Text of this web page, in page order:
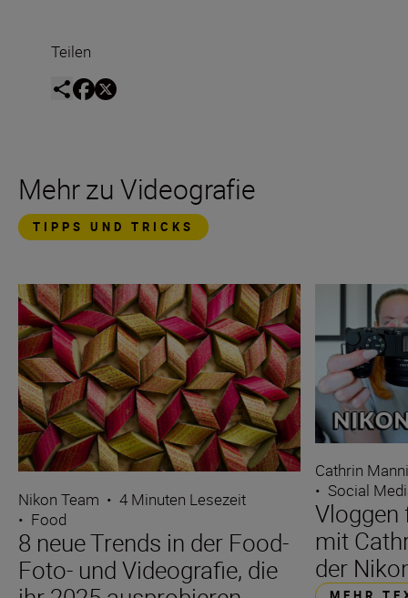
Teilen
Mehr zu Videografie
TIPPS UND TRICKS
Nikon Team • 4 Minuten Lesezeit
• Food
8 neue Trends in der Food-
Foto- und Videografie, die
Cathrin
• Social
Vloggen
mit
der